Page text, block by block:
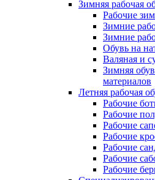
Зимняя рабочая
Рабочие
Зимние
Зимние
Обувь на
Валяная и
Зимняя
материалов
Летняя рабочая
Рабочие
Рабочие
Рабочие
Рабочие
Рабочие
Рабочие
Рабочие